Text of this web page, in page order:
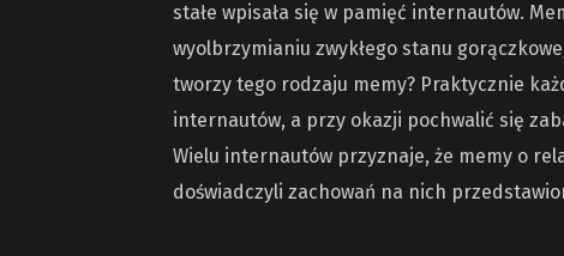
stałe wpisała się w pamięć internautów.
wyolbrzymianiu zwykłego stanu
tworzy tego rodzaju memy? Praktycznie
internautów, a przy okazji pochwalić się
Wielu internautów przyznaje, że memy o
doświadczyli zachowań na nich